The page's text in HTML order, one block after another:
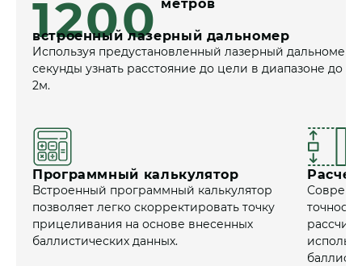
1200 метров
встроенный лазерный дальномер
Используя предустановленный лазерный дальномер
секунды узнать расстояние до цели в диапазоне до
2м.
Программный калькулятор
Встроенный программный калькулятор
позволяет легко скорректировать точку
прицеливания на основе внесенных
баллистических данных.